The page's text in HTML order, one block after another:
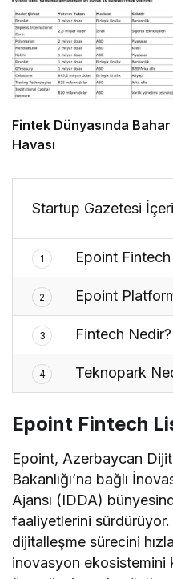
Fintek Dünyasında Bahar
Havası
Startup Gazetesi
1 Epoint Fintech
2 Epoint
3 Fintech Nedir?
4 Teknopark
Epoint Fintech
Epoint, Azerbaycan
Bakanlığı’na bağlı
Ajansı (IDDA)
faaliyetlerini sürdürüyor.
dijitalleşme sürecini
inovasyon ekosistemini